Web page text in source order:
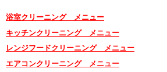
浴室クリーニング メニュー
キッチンクリーニング メニュー
レンジフードクリーニング メニュー
エアコンクリーニング メニュー